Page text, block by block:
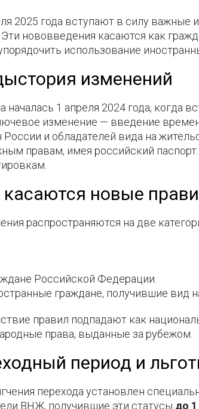
2025 года вступают в силу важные
нововведения касаются как
использование
изменений
началась 1 апреля 2024 года, когда
изменение — введение
России и обладателей вида на
правам, имея российский
касаются новые
распространяются на две
Российской Федерации.
граждане, получившие вид
правил подпадают как
права, выданные за рубежом.
период и
перехода установлен
ВНЖ, получившие эти статусы до 1